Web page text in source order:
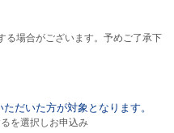
場合がございます。予めご了承下
だいた方が対象となります。
を選択しお申込み